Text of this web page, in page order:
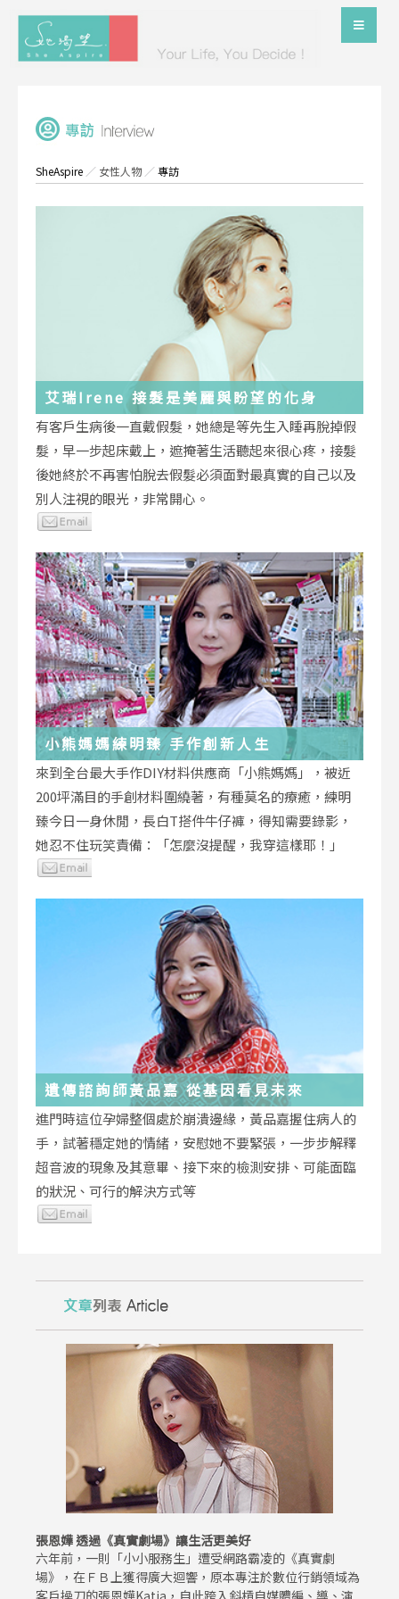
SheAspire ／ 女性人物／專訪
艾瑞Irene 接髮是美麗與盼望的化身
有客戶生病後一直戴假髮，她總是等先生入睡再脫掉假
髮，早一步起床戴上，遮掩著生活聽起來很心疼，接髮
後她終於不再害怕脫去假髮必須面對最真實的自己以及
別人注視的眼光，非常開心。
小熊媽媽練明臻 手作創新人生
來到全台最大手作DIY材料供應商「小熊媽媽」，被近
200坪滿目的手創材料圍繞著，有種莫名的療癒，練明
臻今日一身休閒，長白T搭件牛仔褲，得知需要錄影，
她忍不住玩笑責備：「怎麼沒提醒，我穿這樣耶！」
遺傳諮詢師黃品嘉 從基因看見未來
進門時這位孕婦整個處於崩潰邊緣，黃品嘉握住病人的
手，試著穩定她的情緒，安慰她不要緊張，一步步解釋
超音波的現象及其意畢、接下來的檢測安排、可能面臨
的狀況、可行的解決方式等
張恩嬅 透過《真實劇場》讓生活更美好
六年前，一則「小小服務生」遭受網路霸凌的《真實劇
場》，在ＦＢ上獲得廣大迴響，原本專注於數位行銷領域為
客戶操刀的張恩嬅Katia，自此跨入斜槓自媒體編、導、演